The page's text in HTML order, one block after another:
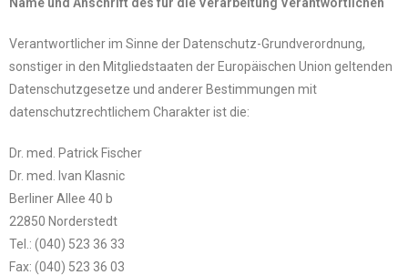
Verantwortlicher im Sinne der Datenschutz-Grundverordnung,
sonstiger in den Mitgliedstaaten der Europäischen Union geltenden
Datenschutzgesetze und anderer Bestimmungen mit
datenschutzrechtlichem Charakter ist die:
Dr. med. Patrick Fischer
Dr. med. Ivan Klasnic
Berliner Allee 40 b
22850 Norderstedt
Tel.: (040) 523 36 33
Fax: (040) 523 36 03